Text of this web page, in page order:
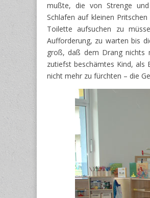
mußte, die von Strenge und
Schlafen auf kleinen
Toilette aufsuchen zu
Aufforderung, zu warten bis
groß, daß dem Drang nichts
zutiefst beschämtes Kind, als
nicht mehr zu fürchten – die